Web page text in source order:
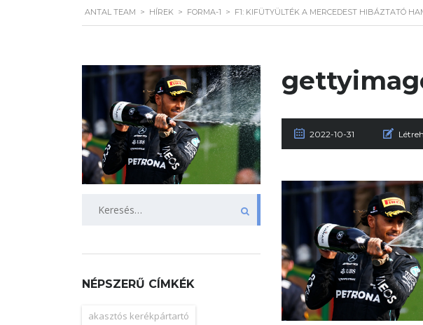
ANTAL TEAM > HÍREK > FORMA-1 > F1: KIFÜTYÜLTÉK A MERCEDEST HIBÁZTATÓ
2022-10-31
NÉPSZERŰ CÍMKÉK
akasztós kerékpártartó